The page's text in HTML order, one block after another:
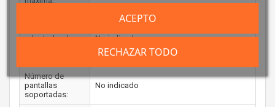
adaptador de
No indicado
Número de
pantallas
soportadas:
No indicado
RECHAZAR TODO
ACEPTO